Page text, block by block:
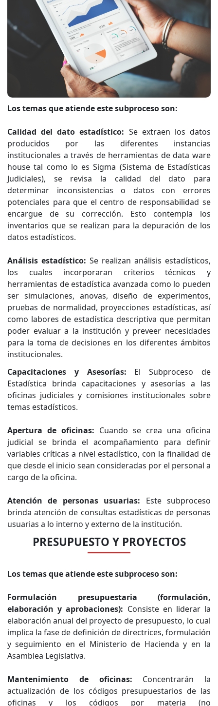
Los temas que atiende este subproceso son:
Calidad del dato estadístico: Se extraen los datos
producidos por las diferentes instancias
institucionales a través de herramientas de data ware
house tal como lo es Sigma (Sistema de Estadísticas
Judiciales), se revisa la calidad del dato para
determinar inconsistencias o datos con errores
potenciales para que el centro de responsabilidad se
encargue de su corrección. Esto contempla los
inventarios que se realizan para la depuración de los
datos estadísticos.
Análisis estadístico: Se realizan análisis estadísticos,
los cuales incorporaran criterios técnicos y
herramientas de estadística avanzada como lo pueden
ser simulaciones, anovas, diseño de experimentos,
pruebas de normalidad, proyecciones estadísticas, así
como labores de estadística descriptiva que permitan
poder evaluar a la institución y preveer necesidades
para la toma de decisiones en los diferentes ámbitos
institucionales.
Capacitaciones y Asesorías: El Subproceso de
Estadística brinda capacitaciones y asesorías a las
oficinas judiciales y comisiones institucionales sobre
temas estadísticos.
Apertura de oficinas: Cuando se crea una oficina
judicial se brinda el acompañamiento para definir
variables críticas a nivel estadístico, con la finalidad de
que desde el inicio sean consideradas por el personal a
cargo de la oficina.
Atención de personas usuarias: Este subproceso
brinda atención de consultas estadísticas de personas
usuarias a lo interno y externo de la institución.
PRESUPUESTO Y PROYECTOS
Los temas que atiende este subproceso son:
Formulación presupuestaria (formulación,
elaboración y aprobaciones): Consiste en liderar la
elaboración anual del proyecto de presupuesto, lo cual
implica la fase de definición de directrices, formulación
y seguimiento en el Ministerio de Hacienda y en la
Asamblea Legislativa.
Mantenimiento de oficinas: Concentrarán la
actualización de los códigos presupuestarios de las
oficinas y los códigos por materia (no